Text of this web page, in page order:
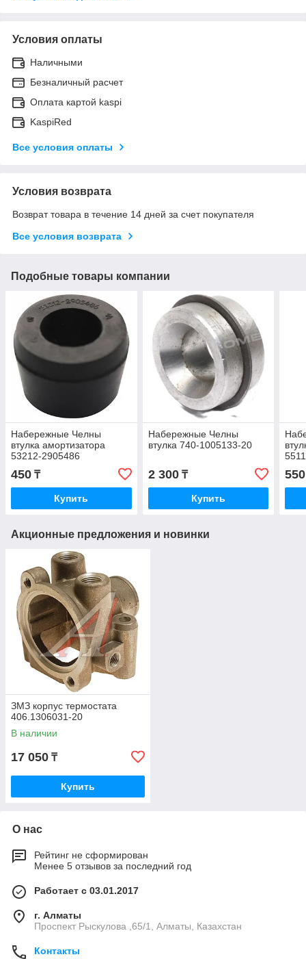
Условия оплаты
Наличными
Безналичный расчет
Оплата картой kaspi
KaspiRed
Все условия оплаты
Условия возврата
Возврат товара в течение 14 дней за счет покупателя
Все условия возврата
Подобные товары компании
Набережные Челны
втулка амортизатора
53212-2905486
450 ₸
Купить
Набережные Челны
втулка 740-1005133-20
2 300₸
Купить
550
Акционные предложения и новинки
ЗМЗ корпус термостата
406.1306031-20
В наличии
17 050 ₸
Купить
О нас
Рейтинг не сформирован
Менее 5 отзывов за последний год
Работает с 03.01.2017
г. Алматы
Проспект Рыскулова ,65/1, Алматы, Казахстан
Контакты